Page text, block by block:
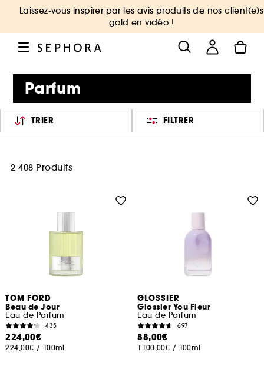
Laissez-vous inspirer par les avis produits de nos client(e)s
gold en vidéo !
Parfum
TRIER FILTRER
2 408 Produits
TOM FORD
Beau de Jour
Eau de Parfum
435
224,00€
224,00€ / 100ml
GLOSSIER
Glossier You Fleur
Eau de Parfum
697
88,00€
1.100,00€ / 100ml